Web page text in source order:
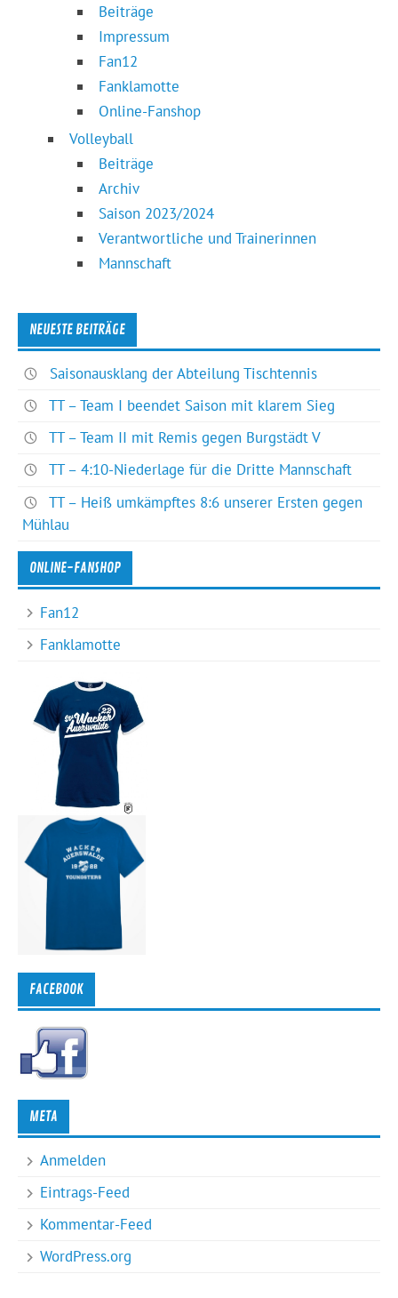
Beiträge
Impressum
Fan12
Fanklamotte
Online-Fanshop
Volleyball
Beiträge
Archiv
Saison 2023/2024
Verantwortliche und Trainerinnen
Mannschaft
NEUESTE BEITRÄGE
Saisonausklang der Abteilung Tischtennis
TT – Team I beendet Saison mit klarem Sieg
TT – Team II mit Remis gegen Burgstädt V
TT – 4:10-Niederlage für die Dritte Mannschaft
TT – Heiß umkämpftes 8:6 unserer Ersten gegen
Mühlau
ONLINE-FANSHOP
Fan12
Fanklamotte
FACEBOOK
META
Anmelden
Eintrags-Feed
Kommentar-Feed
WordPress.org